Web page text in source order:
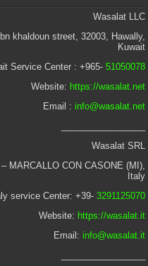
Wasalat LLC
khaldoun street, 32003, Hawally,
Kuwait
Service Center : +965- 51050078
Website: https://wasalat.net
Email : info@wasalat.net
Wasalat SRL
MARCALLO CON CASONE (MI),
Italy
service Center: +39- 3291125070
Website: https://wasalat.it
Email: info@wasalat.it